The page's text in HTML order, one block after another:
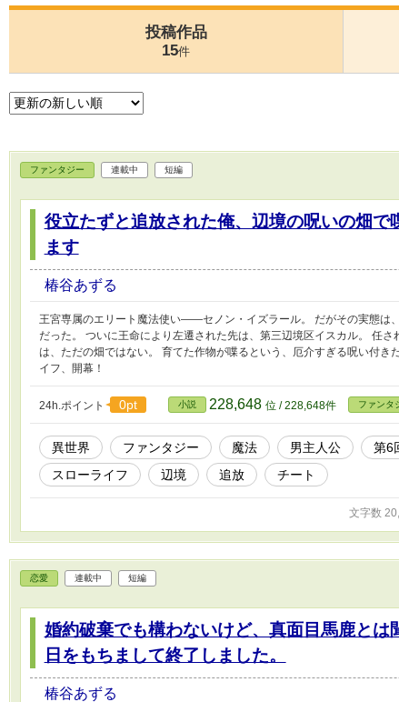
投稿作品
15件
ファンタジー 連載中 短編
役立たずと追放された俺、辺境の呪いの畑で
ます
椿谷あずる
王宮専属のエリート魔法使い――セノン・イズラール。 だがその実態は
だった。 ついに王命により左遷された先は、第三辺境区イスカル。 任
は、ただの畑ではない。 育てた作物が喋るという、厄介すぎる呪い付き
イフ、開幕！
24h.ポイント 0pt 小説 228,648 位 / 228,648件 ファンタ
異世界 ファンタジー 魔法 男主人公
第6
スローライフ
辺境 追放 チート
文字数
恋愛 連載中 短編
婚約破棄でも構わないけど、真面目馬鹿とは
日をもちまして終了しました。
椿谷あずる